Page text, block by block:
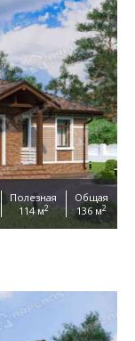
Полезная
114 м2
Общая
136 м2